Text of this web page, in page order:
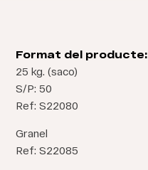
Format del producte:
25 kg. (saco)
S/P: 50
Ref: S22080
Granel
Ref: S22085